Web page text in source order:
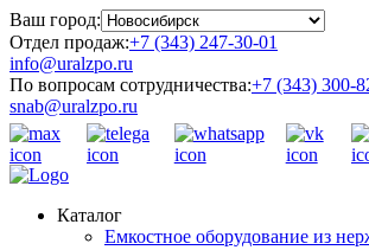
Ваш город:
Отдел продаж:+7 (343) 247-30-01
info@uralzpo.ru
По вопросам сотрудничества:+7 (343) 300-
snab@uralzpo.ru
Каталог
Емкостное оборудование из